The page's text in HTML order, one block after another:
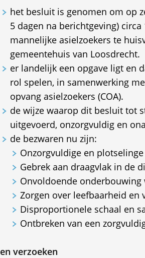
het besluit is genomen om op
5 dagen na berichtgeving)
mannelijke asielzoekers te
gemeentehuis van Loosdrecht.
er landelijk een opgave ligt en
rol spelen, in samenwerking
opvang asielzoekers (COA).
de wijze waarop dit besluit tot
uitgevoerd, onzorgvuldig en
de bezwaren nu zijn:
Onzorgvuldige en
Gebrek aan draagvlak in de
Onvoldoende onderbouwing
Zorgen over leefbaarheid en
Disproportionele schaal en
Ontbreken van een
en verzoeken